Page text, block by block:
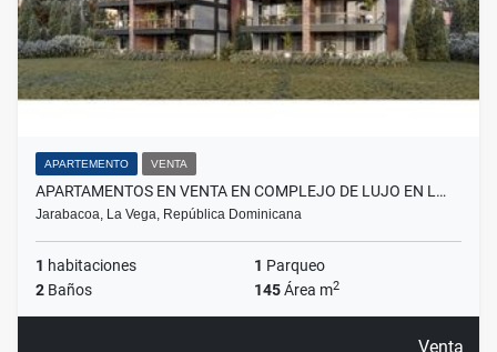
APARTEMENTO VENTA
APARTAMENTOS EN VENTA EN COMPLEJO DE LUJO EN L…
Jarabacoa, La Vega, República Dominicana
1 habitaciones 1 Parqueo
2 Baños 145Área m2
Venta